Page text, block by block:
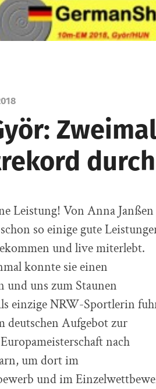
Leistung! Von Anna Janßen
so einige gute
und live miterlebt.
konnte sie einen
und uns zum Staunen
einzige NRW-Sportlerin
deutschen Aufgebot zur
nach
um dort im
und im